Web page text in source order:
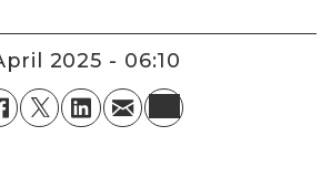
April 2025 - 06:10